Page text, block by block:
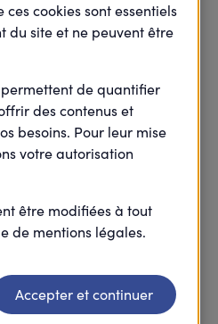
a bien été prise en
de votre inscription un
comportant toutes les
de l'évènement.
cookies sont essentiels
du site et ne peuvent être
de quantifier
des contenus et
besoins. Pour leur mise
votre autorisation
être modifiées à tout
de mentions légales.
Accepter et continuer